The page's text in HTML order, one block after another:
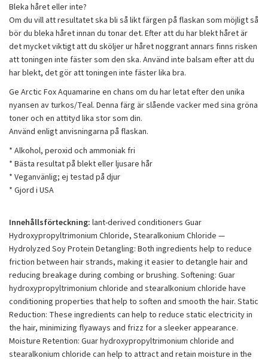
Bleka håret eller inte?
Om du vill att resultatet ska bli så likt färgen på flaskan som möjligt så
bör du bleka håret innan du tonar det. Efter att du har blekt håret är
det mycket viktigt att du sköljer ur håret noggrant annars finns risken
att toningen inte fäster som den ska. Använd inte balsam efter att du
har blekt, det gör att toningen inte fäster lika bra.
Ge Arctic Fox Aquamarine en chans om du har letat efter den unika
nyansen av turkos/Teal. Denna färg är slående vacker med sina gröna
toner och en attityd lika stor som din.
Använd enligt anvisningarna på flaskan.
* Alkohol, peroxid och ammoniak fri
* Bästa resultat på blekt eller ljusare hår
* Veganvänlig; ej testad på djur
* Gjord i USA
Innehållsförteckning: lant-derived conditioners Guar
Hydroxypropyltrimonium Chloride, Stearalkonium Chloride —
Hydrolyzed Soy Protein Detangling: Both ingredients help to reduce
friction between hair strands, making it easier to detangle hair and
reducing breakage during combing or brushing. Softening: Guar
hydroxypropyltrimonium chloride and stearalkonium chloride have
conditioning properties that help to soften and smooth the hair. Static
Reduction: These ingredients can help to reduce static electricity in
the hair, minimizing flyaways and frizz for a sleeker appearance.
Moisture Retention: Guar hydroxypropyltrimonium chloride and
stearalkonium chloride can help to attract and retain moisture in the